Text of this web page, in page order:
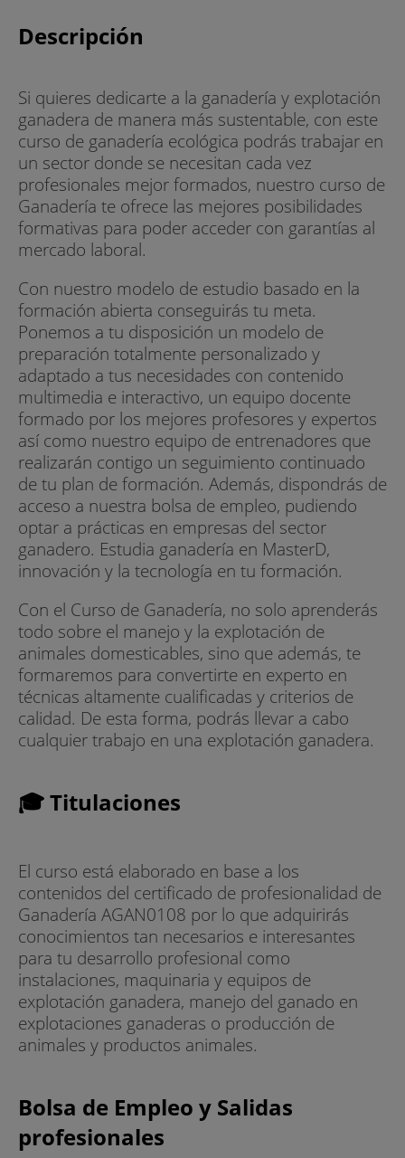
Descripción
Si quieres dedicarte a la ganadería y explotación
ganadera de manera más sustentable, con este
curso de ganadería ecológica podrás trabajar en
un sector donde se necesitan cada vez
profesionales mejor formados, nuestro curso de
Ganadería te ofrece las mejores posibilidades
formativas para poder acceder con garantías al
mercado laboral.
Con nuestro modelo de estudio basado en la
formación abierta conseguirás tu meta.
Ponemos a tu disposición un modelo de
preparación totalmente personalizado y
adaptado a tus necesidades con contenido
multimedia e interactivo, un equipo docente
formado por los mejores profesores y expertos
así como nuestro equipo de entrenadores que
realizarán contigo un seguimiento continuado
de tu plan de formación. Además, dispondrás de
acceso a nuestra bolsa de empleo, pudiendo
optar a prácticas en empresas del sector
ganadero. Estudia ganadería en MasterD,
innovación y la tecnología en tu formación.
Con el Curso de Ganadería, no solo aprenderás
todo sobre el manejo y la explotación de
animales domesticables, sino que además, te
formaremos para convertirte en experto en
técnicas altamente cualificadas y criterios de
calidad. De esta forma, podrás llevar a cabo
cualquier trabajo en una explotación ganadera.
🎓 Titulaciones
El curso está elaborado en base a los
contenidos del certificado de profesionalidad de
Ganadería AGAN0108 por lo que adquirirás
conocimientos tan necesarios e interesantes
para tu desarrollo profesional como
instalaciones, maquinaria y equipos de
explotación ganadera, manejo del ganado en
explotaciones ganaderas o producción de
animales y productos animales.
Bolsa de Empleo y Salidas
profesionales